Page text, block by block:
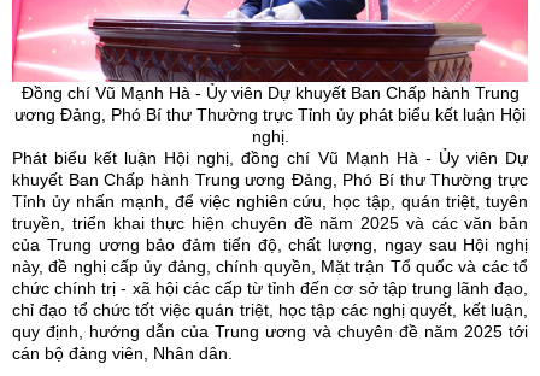
Đồng chí Vũ Mạnh Hà - Ủyviên Dự khuyết Ban Chấp hành Trung
ương Đảng, Phó Bí thư Thường trực Tỉnh ủy phát biểu kết luận Hội
nghị.
Phát biểu kết luận Hội nghị, đồng chí Vũ Mạnh Hà - Ủy viên Dự
khuyết Ban Chấp hành Trung ương Đảng, Phó Bí thư Thường trực
Tỉnh ủy nhấn mạnh, để việc nghiên cứu, học tập, quán triệt, tuyên
truyền, triển khai thực hiện chuyên đề năm 2025 và các văn bản
của Trung ương bảo đảm tiến độ, chất lượng, ngay sau Hội nghị
này, đề nghị cấp ủy đảng, chính quyền, Mặt trận Tổ quốc và các tổ
chức chính trị - xã hội các cấp từ tỉnh đến cơ sở tập trung lãnh đạo,
chỉ đạo tổ chức tốt việc quán triệt, học tập các nghị quyết, kết luận,
quy định, hướng dẫn của Trung ương và chuyên đề năm 2025 tới
cán bộ đảng viên, Nhân dân.